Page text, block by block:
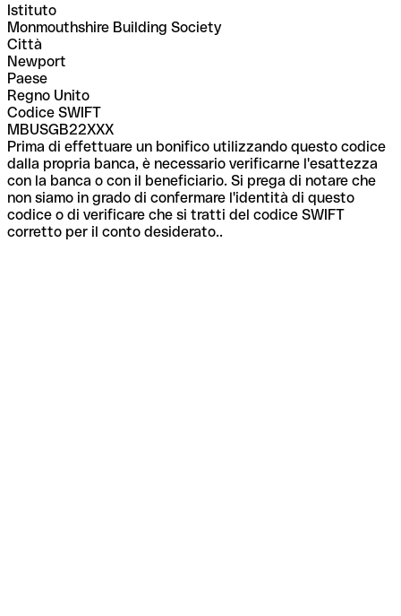
Istituto
Monmouthshire Building Society
Città
Newport
Paese
Regno Unito
Codice SWIFT
MBUSGB22XXX
Prima di effettuare un bonifico utilizzando questo codice
dalla propria banca, è necessario verificarne l'esattezza
con la banca o con il beneficiario. Si prega di notare che
non siamo in grado di confermare l'identità di questo
codice o di verificare che si tratti del codice SWIFT
corretto per il conto desiderato..